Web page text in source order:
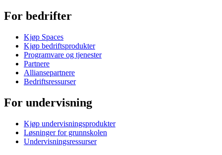
For bedrifter
Kjøp Spaces
Kjøp bedriftsprodukter
Programvare og tjenester
Partnere
Alliansepartnere
Bedriftsressurser
For undervisning
Kjøp undervisningsprodukter
Løsninger for grunnskolen
Undervisningsressurser